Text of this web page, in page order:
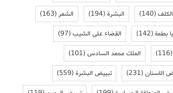
الكلف(140) البشرة(194) الشعر(163)
بطمة(142) القضاء على الشيب(97)
(116) الملك محمد السادس(101)
الاسنان(231) تبييض البشرة(559)